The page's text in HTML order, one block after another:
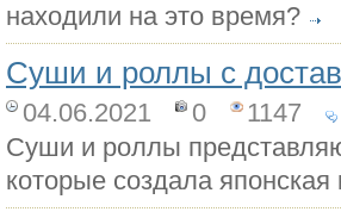
находили на это время?
Суши и роллы с
04.06.2021 0 1147
Суши и роллы
которые создала японская